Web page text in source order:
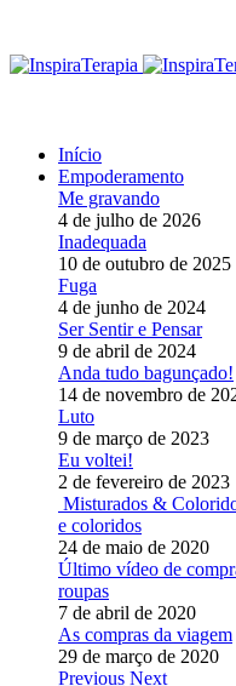
Início
Empoderamento
Me gravando
4 de julho de 2026
Inadequada
10 de outubro de 2025
Fuga
4 de junho de 2024
Ser Sentir e Pensar
9 de abril de 2024
Anda tudo bagunçado!
14 de novembro de
Luto
9 de março de 2023
Eu voltei!
2 de fevereiro de 2023
Misturados &
e coloridos
24 de maio de 2020
Último vídeo de
roupas
7 de abril de 2020
As compras da viagem
29 de março de 2020
Previous Next